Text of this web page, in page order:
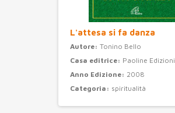
L'attesa si fa danza
Autore: Tonino Bello
Casa editrice: Paoline Edizioni
Anno Edizione: 2008
Categoria: spiritualità